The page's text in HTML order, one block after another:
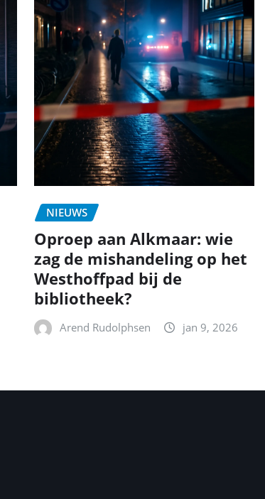
NIEUWS
Oproep aan Alkmaar: wie
zag de mishandeling op het
Westhoffpad bij de
bibliotheek?
Arend Rudolphsen jan 9, 2026